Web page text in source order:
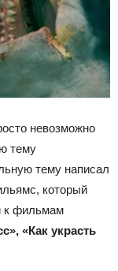
невозможно
тему
тему написал
который
к фильмам
«Как украсть